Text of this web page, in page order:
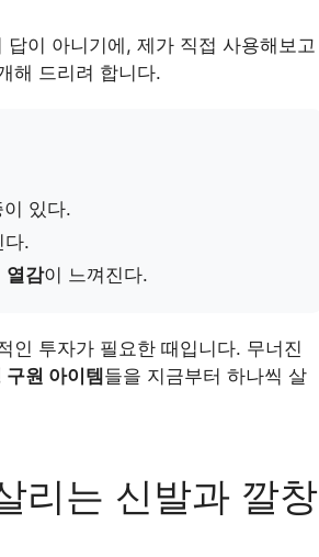
이 아니기에, 제가 직접 사용해보고
해 드리려 합니다.
있다.
다.
열감이 느껴진다.
인 투자가 필요한 때입니다. 무너진
원 아이템 들을 지금부터 하나씩 살
리는 신발과 깔창